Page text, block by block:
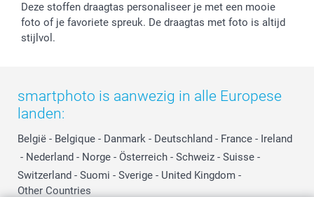
Prijslijst
Investor Relations
Affiliate partnerprogramma
Partnerships
Deze stoffen draagtas personaliseer je met een mooie
foto of je favoriete spreuk. De draagtas met foto is altijd
stijlvol.
smartphoto is aanwezig in alle Europese
landen:
België - Belgique - Danmark - Deutschland - France - Ireland
- Nederland - Norge - Österreich - Schweiz - Suisse -
Switzerland - Suomi - Sverige - United Kingdom -
Other Countries